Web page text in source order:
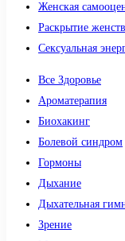
Женская
Раскрытие
Сексуальная
Все Здоровье
Ароматерапия
Биохакинг
Болевой синдром
Гормоны
Дыхание
Дыхательная
Зрение